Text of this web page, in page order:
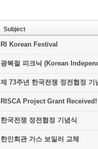
Subject
RI Korean Festival
광복절 피크닉 (Korean
제 73주년 한국전쟁 정전협정 기
RISCA Project Grant Received!
한국전쟁 정전협정 기념식
한인회관 가스 보일러 교체